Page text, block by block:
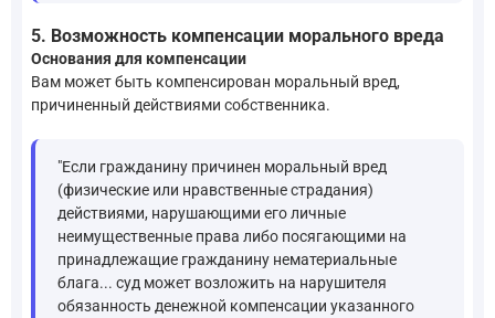
5. Возможность компенсации морального вреда
Основания для компенсации
Вам может быть компенсирован моральный вред,
причиненный действиями собственника.
"Если гражданину причинен моральный вред
(физические или нравственные страдания)
действиями, нарушающими его личные
неимущественные права либо посягающими на
принадлежащие гражданину нематериальные
блага... суд может возложить на нарушителя
обязанность денежной компенсации указанного